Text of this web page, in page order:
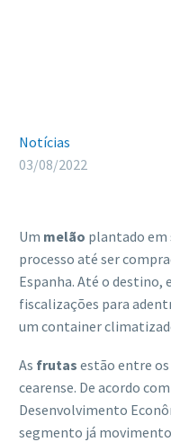
Notícias
03/08/2022
Um melão plantado em
processo até ser
Espanha. Até o destino,
fiscalizações para
um container
As frutas estão entre
cearense. De acordo
Desenvolvimento
segmento já